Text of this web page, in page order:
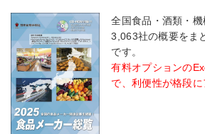
全国食品・酒類・
3,063社の概要をま
です。
有料オプションの
で、利便性が格段に